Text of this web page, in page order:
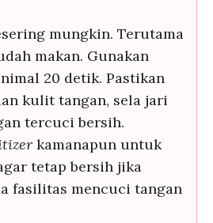
mungkin. Terutama
makan. Gunakan
20 detik. Pastikan
kulit tangan, sela jari
tercuci bersih.
kamanapun untuk
tetap bersih jika
fasilitas mencuci tangan